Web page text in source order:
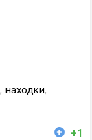
, находки,
+1